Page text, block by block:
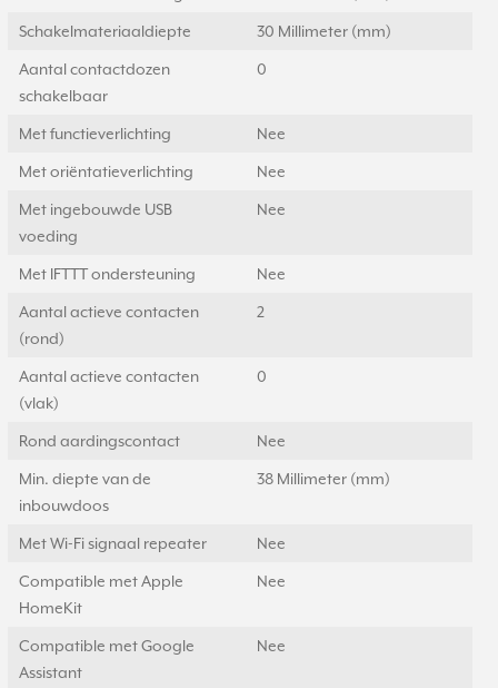
Schakelmateriaaldiepte 30 Millimeter (mm)
Aantal contactdozen
schakelbaar
0
Met functieverlichting Nee
Met oriëntatieverlichting Nee
Met ingebouwde USB
voeding
Nee
Met IFTTT ondersteuning Nee
Aantal actieve contacten
(rond)
2
Aantal actieve contacten
(vlak)
0
Rond aardingscontact Nee
Min. diepte van de
inbouwdoos
38 Millimeter (mm)
Met Wi-Fi signaal repeater Nee
Compatible met Apple
HomeKit
Nee
Compatible met Google
Assistant
Nee